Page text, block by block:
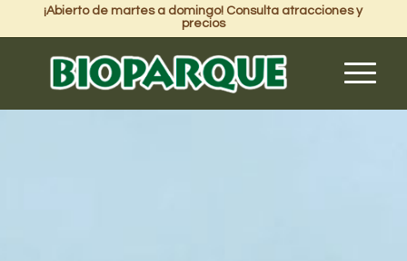
¡Abierto de martes a domingo! Consulta atracciones y
precios